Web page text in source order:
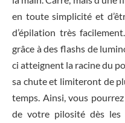
en toute simplicité et
d’épilation très
grâce à des flashs de
ci atteignent la racine du
sa chute et limiteront de
temps. Ainsi, vous
de votre pilosité dès